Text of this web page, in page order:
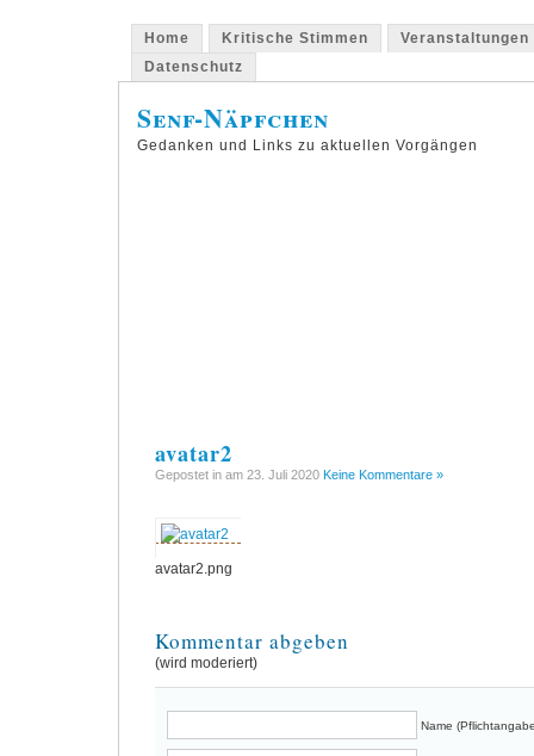
Home Kritische Stimmen
Veranstaltungen
Datenschutz
Senf-Näpfchen
Gedanken und Links zu aktuellen Vorgängen
avatar2
Gepostet in am 23. Juli 2020 Keine Kommentare »
avatar2.png
Kommentar abgeben
(wird moderiert)
Name